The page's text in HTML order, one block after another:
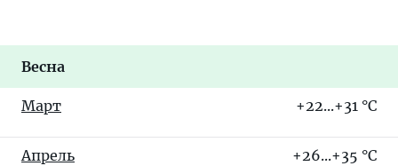
Весна
Март +22...+31 °C
Апрель +26...+35 °C